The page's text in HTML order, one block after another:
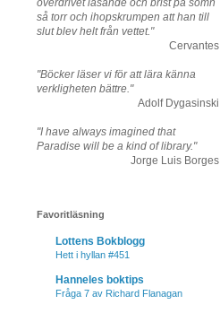
överdrivet läsande och brist på sömn
så torr och ihopskrumpen att han till
slut blev helt från vettet."
Cervantes
"Böcker läser vi för att lära känna
verkligheten bättre."
Adolf Dygasinski
"I have always imagined that
Paradise will be a kind of library."
Jorge Luis Borges
Favoritläsning
Lottens Bokblogg
Hett i hyllan #451
Hanneles boktips
Fråga 7 av Richard Flanagan